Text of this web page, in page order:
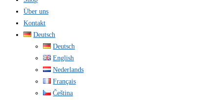
Über uns
Kontakt
Deutsch
Deutsch
English
Nederlands
Français
Čeština